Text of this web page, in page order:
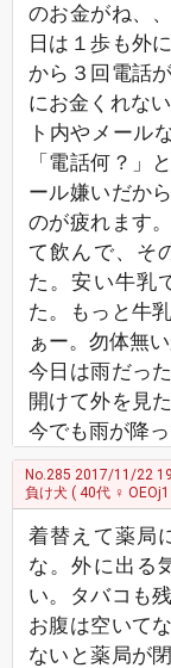
のお金がね、
日は１歩も外
から３回電話
にお金くれな
ト内やメール
「電話何？」
ール嫌いだか
のが疲れます
て飲んで、そ
た。安い牛乳
た。もっと牛
ぁー。勿体無
今日は雨だっ
開けて外を見
今でも雨が降
No.285 2017/11/22
負け犬 ( 40代 ♀ OEOj1
着替えて薬局
な。外に出る
い。タバコも
お腹は空いて
ないと薬局が